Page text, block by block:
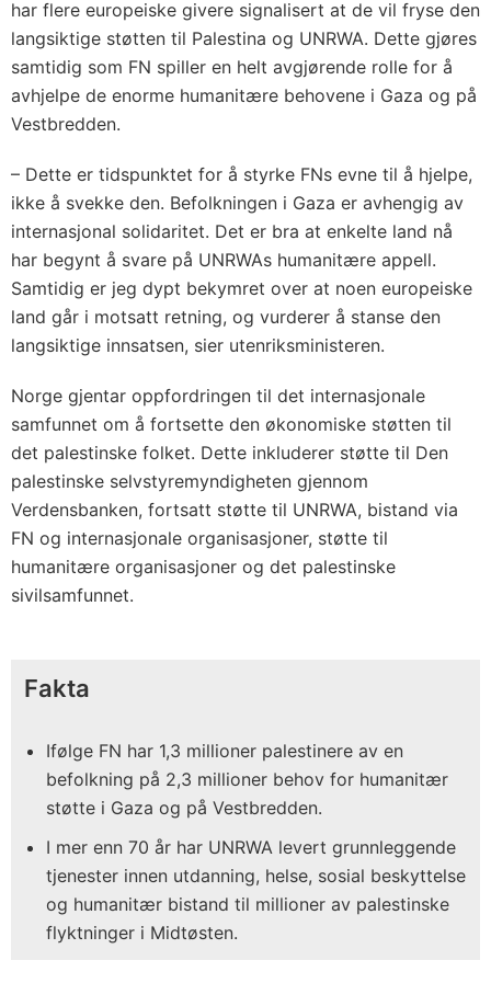
har flere europeiske givere signalisert at de vil fryse den
langsiktige støtten til Palestina og UNRWA. Dette gjøres
samtidig som FN spiller en helt avgjørende rolle for å
avhjelpe de enorme humanitære behovene i Gaza og på
Vestbredden.
– Dette er tidspunktet for å styrke FNs evne til å hjelpe,
ikke å svekke den. Befolkningen i Gaza er avhengig av
internasjonal solidaritet. Det er bra at enkelte land nå
har begynt å svare på UNRWAs humanitære appell.
Samtidig er jeg dypt bekymret over at noen europeiske
land går i motsatt retning, og vurderer å stanse den
langsiktige innsatsen, sier utenriksministeren.
Norge gjentar oppfordringen til det internasjonale
samfunnet om å fortsette den økonomiske støtten til
det palestinske folket. Dette inkluderer støtte til Den
palestinske selvstyremyndigheten gjennom
Verdensbanken, fortsatt støtte til UNRWA, bistand via
FN og internasjonale organisasjoner, støtte til
humanitære organisasjoner og det palestinske
sivilsamfunnet.
Fakta
Ifølge FN har 1,3 millioner palestinere av en
befolkning på 2,3 millioner behov for humanitær
støtte i Gaza og på Vestbredden.
I mer enn 70 år har UNRWA levert grunnleggende
tjenester innen utdanning, helse, sosial beskyttelse
og humanitær bistand til millioner av palestinske
flyktninger i Midtøsten.